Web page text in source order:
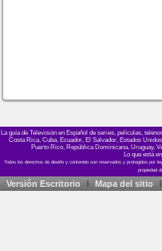
La guía de Televisión en Español de series, películas,
Costa Rica, Cuba, Ecuador, El Salvador, Estados
Puerto Rico, República Dominicana, Uruguay,
Lo que está
Versión Escritorio Mapa del sitio